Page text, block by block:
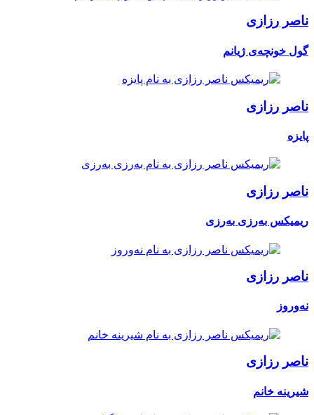
ناصر رزازی
گول خونچەی ژیانم
ناصر رزازی
پایزه
ناصر رزازی
ریمیکس بەرزی بەرزی
ناصر رزازی
نەوروز
ناصر رزازی
شیرینه خانم